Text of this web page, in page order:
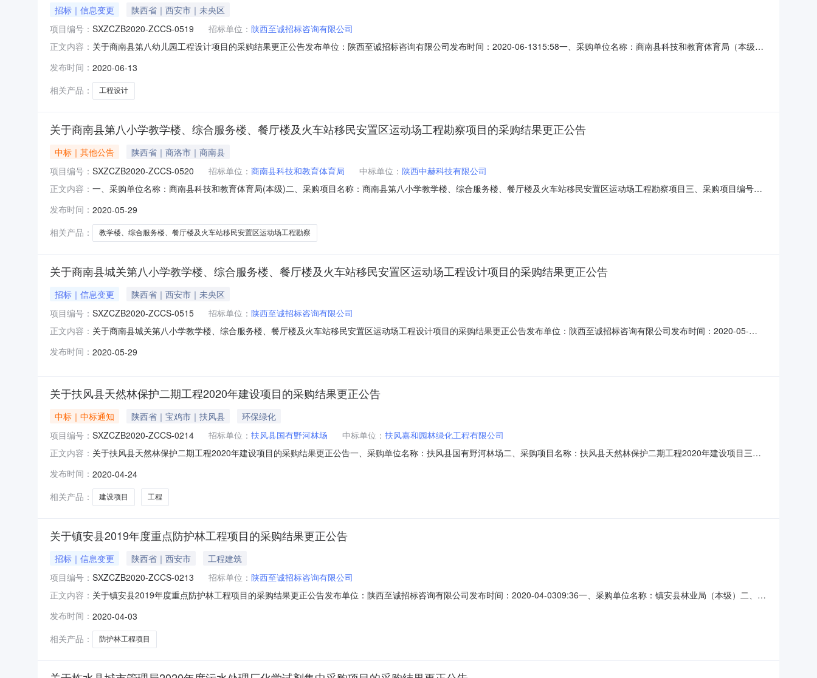
招标｜信息变更
陕西省｜西安市｜未央区
项目编号： SXZCZB2020-ZCCS-0519 招标单位： 陕西至诚招标咨询有限公司
正文内容： 关于商南县第八幼儿园工程设计项目的采购结果更正公告发布单位：陕西至诚招标咨询有限公司发布时间：2020-06-1315:58一、采购单位名称：商南县科技和教育体育局（本级）
发布日期：2020-05-13七、定标日期：2020-06-13八、采购结果：成交供应商：国昇设计有限责任公司地址：陕西省西安市雁塔区电子西街西京三号3号楼1901室成交费率
发布时间： 2020-06-13
相关产品：
工程设计
关于商南县第八小学教学楼、综合服务楼、餐厅楼及火车站移民安置区运动场工程勘察项目的采购结果更正公告
中标｜其他公告
陕西省｜商洛市｜商南县
项目编号： SXZCZB2020-ZCCS-0520 招标单位： 商南县科技和教育体育局 中标单位： 陕西中赫科技有限公司
正文内容： 一、采购单位名称：商南县科技和教育体育局(本级)二、采购项目名称：商南县第八小学教学楼、综合服务楼、餐厅楼及火车站移民安置区运动场工程勘察项目三、采购项目编号：
供应商：陕西中赫科技有限公司地址：陕西省西安市雁塔区电子四路创联电气中心31905室成交费率：0.34%标的清单：报价明细单.jpg九、公告发布范围：陕西省政府采购网十
发布时间： 2020-05-29
相关产品：
教学楼、综合服务楼、餐厅楼及火车站移民安置区运动场工程勘察
关于商南县城关第八小学教学楼、综合服务楼、餐厅楼及火车站移民安置区运动场工程设计项目的采购结果更正公告
招标｜信息变更
陕西省｜西安市｜未央区
项目编号： SXZCZB2020-ZCCS-0515 招标单位： 陕西至诚招标咨询有限公司
正文内容： 关于商南县城关第八小学教学楼、综合服务楼、餐厅楼及火车站移民安置区运动场工程设计项目的采购结果更正公告发布单位：陕西至诚招标咨询有限公司发布时间：2020-05-
采购项目编号：SXZCZB2020-ZCCS-0515四、采购组织类型：部门集中采购五、采购方式：竞争性磋商六、采购公告首次发布日期：2020-05-13七、定标日期：2020-05-29八、
发布时间： 2020-05-29
关于扶风县天然林保护二期工程2020年建设项目的采购结果更正公告
中标｜中标通知 陕西省｜宝鸡市｜扶风县
环保绿化
项目编号： SXZCZB2020-ZCCS-0214 招标单位： 扶风县国有野河林场 中标单位： 扶风嘉和园林绿化工程有限公司
正文内容： 关于扶风县天然林保护二期工程2020年建设项目的采购结果更正公告一、采购单位名称：扶风县国有野河林场二、采购项目名称：扶风县天然林保护二期工程2020年建设项目三、
采购结果：成交供应商：扶风嘉和园林绿化工程有限公司地址：宝鸡市扶风县天度镇闫马村桥北组成交报价：1496300.00元标的清单：一次报价.jpg标的清单：二次报价.
发布时间： 2020-04-24
相关产品：
建设项目 工程
关于镇安县2019年度重点防护林工程项目的采购结果更正公告
招标｜信息变更 陕西省｜西安市
工程建筑
项目编号： SXZCZB2020-ZCCS-0213 招标单位： 陕西至诚招标咨询有限公司
正文内容： 关于镇安县2019年度重点防护林工程项目的采购结果更正公告发布单位：陕西至诚招标咨询有限公司发布时间：2020-04-0309:36一、采购单位名称：镇安县林业局（本级）二、采
布日期：2020-03-02七、定标日期：2020-04-03八、采购结果：成交供应商：镇安县森盛造林绿化有限公司地址：商洛市镇安县永乐街道办镇城社区岭南路岭南小区成
发布时间： 2020-04-03
相关产品：
防护林工程项目